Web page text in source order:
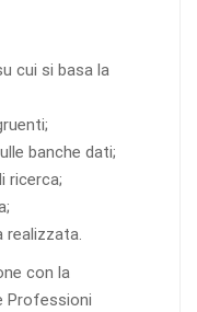
cui si basa la
banche dati;
ricerca;
realizzata.
con la
Professioni